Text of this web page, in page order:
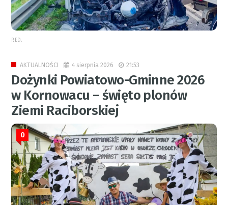
RED.
AKTUALNOŚCI 4 sierpnia 2026 21:53
Dożynki Powiatowo-Gminne 2026
w Kornowacu – święto plonów
Ziemi Raciborskiej
0